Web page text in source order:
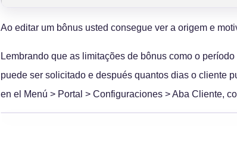
Ao editar um bônus usted consegue ver a origem e
Lembrando que as limitações de bônus como o
puede ser solicitado e después quantos dias o cliente
en el Menú > Portal > Configuraciones > Aba Cliente,